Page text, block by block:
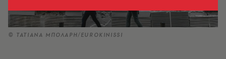
© ΤΑΤΙΑΝΑ ΜΠΟΛΑΡΗ/EUROKINISSI